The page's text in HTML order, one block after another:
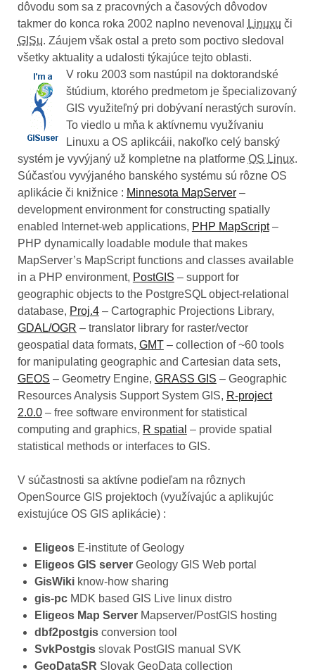
dôvodu som sa z pracovných a časových dôvodov
takmer do konca roka 2002 naplno nevenoval
Linuxu či
GISu. Záujem však ostal a preto som poctivo sledoval
všetky aktuality a udalosti týkajúce tejto oblasti.
V roku 2003 som nastúpil na doktorandské
štúdium, ktorého predmetom je špecializovaný
GIS využiteľný pri dobývaní nerastých surovín.
To viedlo u mňa k aktívnemu využívaniu
Linuxu a OS aplikcáii, nakoľko celý banský
systém je vyvýjaný už kompletne na platforme OS Linux.
Súčasťou vyvýjaného banského systému sú rôzne OS
aplikácie či knižnice : Minnesota MapServer–
development environment for constructing spatially
enabled Internet-web applications, PHP MapScript–
PHP dynamically loadable module that makes
MapServer’s MapScript functions and classes available
in a PHP environment, PostGIS – support for
geographic objects to the PostgreSQL object-relational
database, Proj.4– Cartographic Projections Library,
GDAL/OGR – translator library for raster/vector
geospatial data formats, GMT– collection of ~60 tools
for manipulating geographic and Cartesian data sets,
GEOS – Geometry Engine, GRASS GIS – Geographic
Resources Analysis Support System GIS, R-project
2.0.0– free software environment for statistical
computing and graphics, R spatial – provide spatial
statistical methods or interfaces to GIS.
V súčastnosti sa aktívne podieľam na rôznych
OpenSource GIS projektoch (využívajúc a aplikujúc
existujúce OS GIS aplikácie) :
EligeosE-institute of Geology
Eligeos GIS serverGeology GIS Web portal
GisWikiknow-how sharing
gis-pcMDK based GIS Live linux distro
Eligeos Map ServerMapserver/PostGIS hosting
dbf2postgisconversion tool
SvkPostgisslovak PostGIS manual SVK
GeoDataSR Slovak GeoData collection